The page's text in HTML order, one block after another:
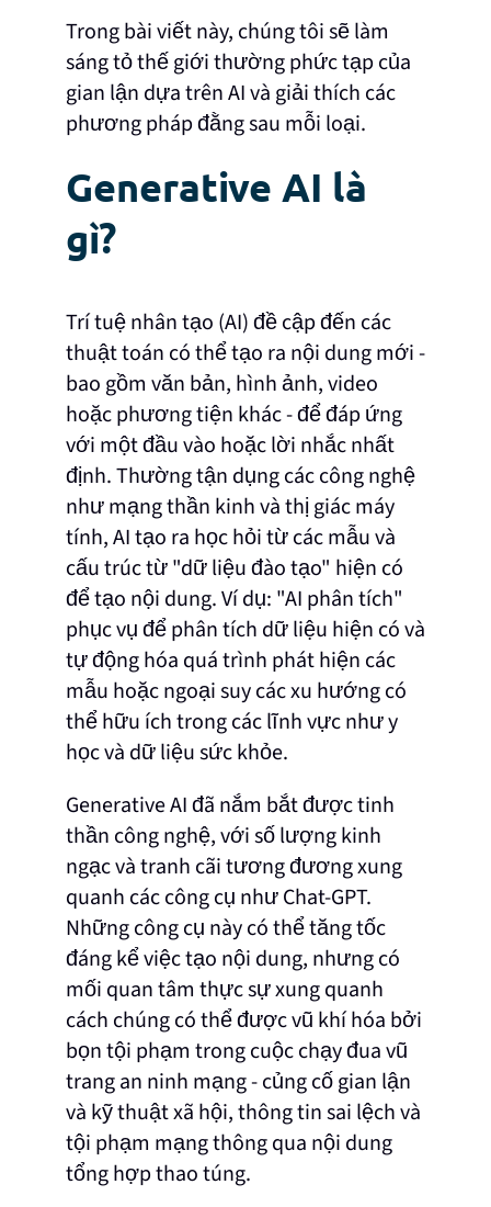
Trong bài viết này, chúng tôi sẽ làm
sáng tỏ thế giới thường phức tạp của
gian lận dựa trên AI và giải thích các
phương pháp đằng sau mỗi loại.
Generative AI là
gì?
Trí tuệ nhân tạo (AI) đề cập đến các
thuật toán có thể tạo ra nội dung mới -
bao gồm văn bản, hình ảnh, video
hoặc phương tiện khác - để đáp ứng
với một đầu vào hoặc lời nhắc nhất
định. Thường tận dụng các công nghệ
như mạng thần kinh và thị giác máy
tính, AI tạo ra học hỏi từ các mẫu và
cấu trúc từ "dữ liệu đào tạo" hiện có
để tạo nội dung. Ví dụ: "AI phân tích"
phục vụ để phân tích dữ liệu hiện có và
tự động hóa quá trình phát hiện các
mẫu hoặc ngoại suy các xu hướng có
thể hữu ích trong các lĩnh vực như y
học và dữ liệu sức khỏe.
Generative AI đã nắm bắt được tinh
thần công nghệ, với số lượng kinh
ngạc và tranh cãi tương đương xung
quanh các công cụ như Chat-GPT.
Những công cụ này có thể tăng tốc
đáng kể việc tạo nội dung, nhưng có
mối quan tâm thực sự xung quanh
cách chúng có thể được vũ khí hóa bởi
bọn tội phạm trong cuộc chạy đua vũ
trang an ninh mạng - củng cố gian lận
và kỹ thuật xã hội, thông tin sai lệch và
tội phạm mạng thông qua nội dung
tổng hợp thao túng.